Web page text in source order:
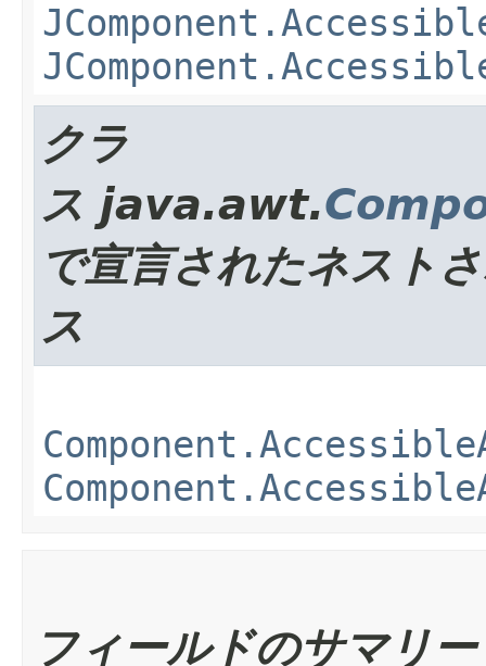
クラ
ス java.awt.
で宣言されたネスト
ス
フィールドのサマリー